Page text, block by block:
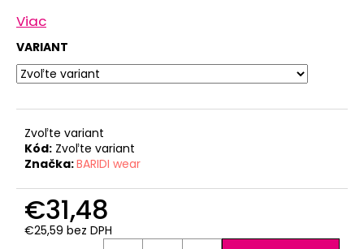
Viac
VARIANT
Zvoľte variant
Kód: Zvoľte variant
Značka:BARIDI wear
€31,48
€25,59 bez DPH